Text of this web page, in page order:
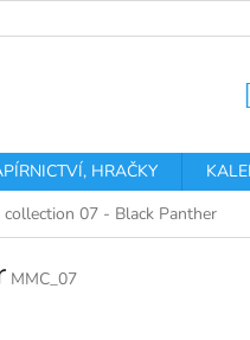
HRAČKY
collection 07 - Black Panther
MMC_07